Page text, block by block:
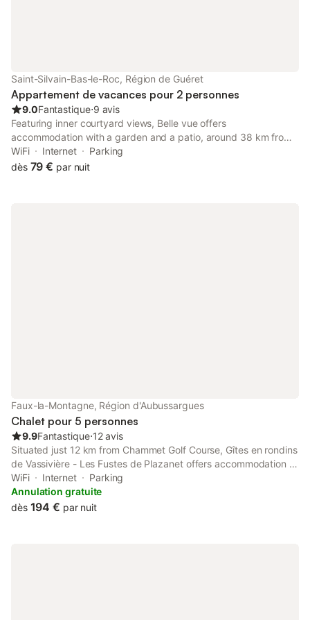
Saint-Silvain-Bas-le-Roc, Région de Guéret
Appartement de vacances pour 2 personnes
9.0Fantastique⋅9 avis
Featuring inner courtyard views, Belle vue offers
accommodation with a garden and a patio, around 38 km from
Athanor Centre de Congrès. This property offers access to a
balcony, free private parking and free WiFi.
WiFi Internet
Parking
dès 79 € par nuit
Faux-la-Montagne, Région d'Aubussargues
Chalet pour 5 personnes
9.9Fantastique⋅12 avis
Situated just 12 km from Chammet Golf Course, Gîtes en rondins
de Vassivière - Les Fustes de Plazanet offers accommodation in
Faux-la-Montagne with access to a garden, barbecue facilities,
as well as bicycle parking.
WiFi Internet
Parking
Annulation gratuite
dès 194 € par nuit